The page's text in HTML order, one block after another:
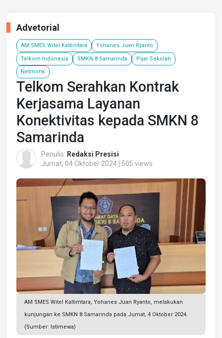
Advetorial
AM SMES Witel Kaltimtara Yohanes Juan Ryanto
Telkom Indonesia SMKN 8 Samarinda Pijar Sekolah
Netmonk
Telkom Serahkan Kontrak
Kerjasama Layanan
Konektivitas kepada SMKN 8
Samarinda
Penulis: Redaksi Presisi
Jumat, 04 Oktober 2024 | 505 views
AM SMES Witel Kaltimtara, Yohanes Juan Ryanto, melakukan
kunjungan ke SMKN 8 Samarinda pada Jumat, 4 Oktober 2024.
(Sumber: Istimewa)